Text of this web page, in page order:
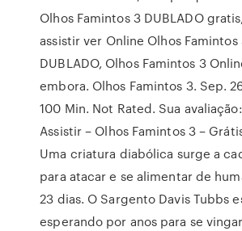
Olhos Famintos 3 DUBLADO
assistir ver Online Olhos Famintos
DUBLADO, Olhos Famintos 3
embora. Olhos Famintos 3. Sep.
100 Min. Not Rated. Sua
Assistir – Olhos Famintos 3 –
Uma criatura diabólica surge a
para atacar e se alimentar de
23 dias. O Sargento Davis Tubbs
esperando por anos para se